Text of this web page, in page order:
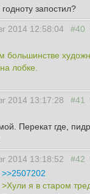
запостил?
2014 12:58:04 #40
лобке.
2014 13:17:28 #41
Перекат где,
2014 13:18:52 #42
>>2507202
>Хули я в старом